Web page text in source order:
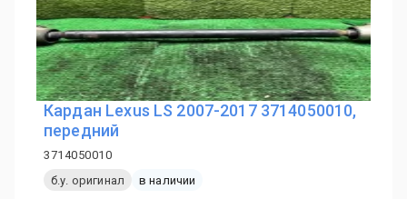
Кардан Lexus LS 2007-2017 3714050010,
передний
3714050010
б.у. оригинал
в наличии